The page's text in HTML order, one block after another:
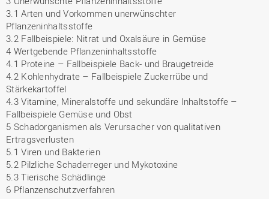
3.1 Arten und Vorkommen unerwünschter
Pflanzeninhaltsstoffe
3.2 Fallbeispiele: Nitrat und Oxalsäure in Gemüse
4 Wertgebende Pflanzeninhaltsstoffe
4.1 Proteine – Fallbeispiele Back- und Braugetreide
4.2 Kohlenhydrate – Fallbeispiele Zuckerrübe und
Stärkekartoffel
4.3 Vitamine, Mineralstoffe und sekundäre Inhaltstoffe –
Fallbeispiele Gemüse und Obst
5 Schadorganismen als Verursacher von qualitativen
Ertragsverlusten
5.1 Viren und Bakterien
5.2 Pilzliche Schaderreger und Mykotoxine
5.3 Tierische Schädlinge
6 Pflanzenschutzverfahren